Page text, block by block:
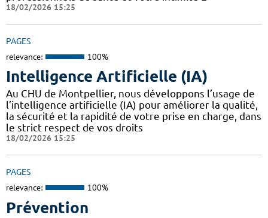
18/02/2026 15:25
PAGES
relevance: 100%
Intelligence Artificielle (IA)
Au CHU de Montpellier, nous développons l’usage de
l’intelligence artificielle (IA) pour améliorer la qualité,
la sécurité et la rapidité de votre prise en charge, dans
le strict respect de vos droits
18/02/2026 15:25
PAGES
relevance: 100%
Prévention